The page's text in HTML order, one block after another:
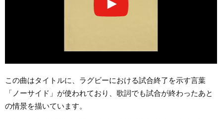
この曲はタイトルに、ラグビーにおける試合終了を示す言葉
「ノーサイド」が使われており、歌詞でも試合が終わったあと
の情景を描いています。